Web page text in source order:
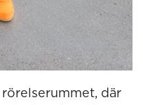
där